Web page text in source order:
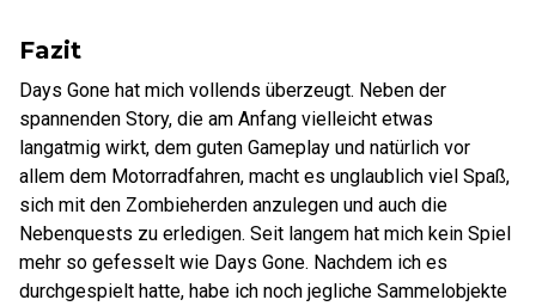
Fazit
Days Gone hat mich vollends überzeugt. Neben der
spannenden Story, die am Anfang vielleicht etwas
langatmig wirkt, dem guten Gameplay und natürlich vor
allem dem Motorradfahren, macht es unglaublich viel Spaß,
sich mit den Zombieherden anzulegen und auch die
Nebenquests zu erledigen. Seit langem hat mich kein Spiel
mehr so gefesselt wie Days Gone. Nachdem ich es
durchgespielt hatte, habe ich noch jegliche Sammelobjekte